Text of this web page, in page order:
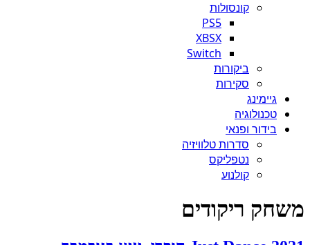
קונסולות
PS5
XBSX
Switch
ביקורות
סקירות
גיימינג
טכנולוגיה
בידור ופנאי
סדרות טלוויזיה
נטפליקס
קולנוע
משחק ריקודים